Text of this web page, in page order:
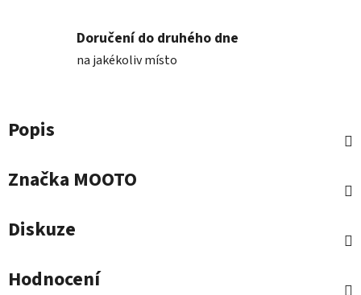
Doručení do druhého dne
na jakékoliv místo
Popis
Značka MOOTO
Diskuze
Hodnocení